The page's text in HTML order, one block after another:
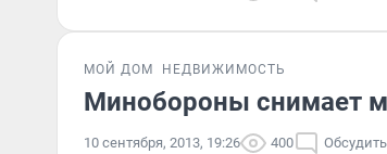
МОЙ ДОМ НЕДВИЖИМОСТЬ
Минобороны снимает
10 сентября, 2013, 19:26 400 Обсудить